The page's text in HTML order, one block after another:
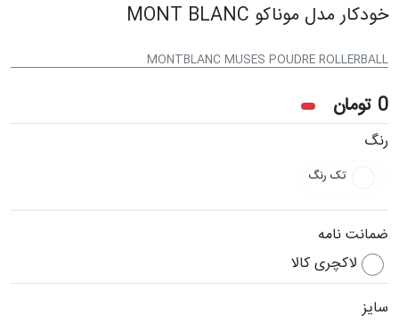
خودکار مدل موناکو MONT BLANC
MONTBLANC MUSES POUDRE ROLLERBALL
0 تومان
رنگ
تک رنگ
ضمانت نامه
لاکچری کالا
سایز